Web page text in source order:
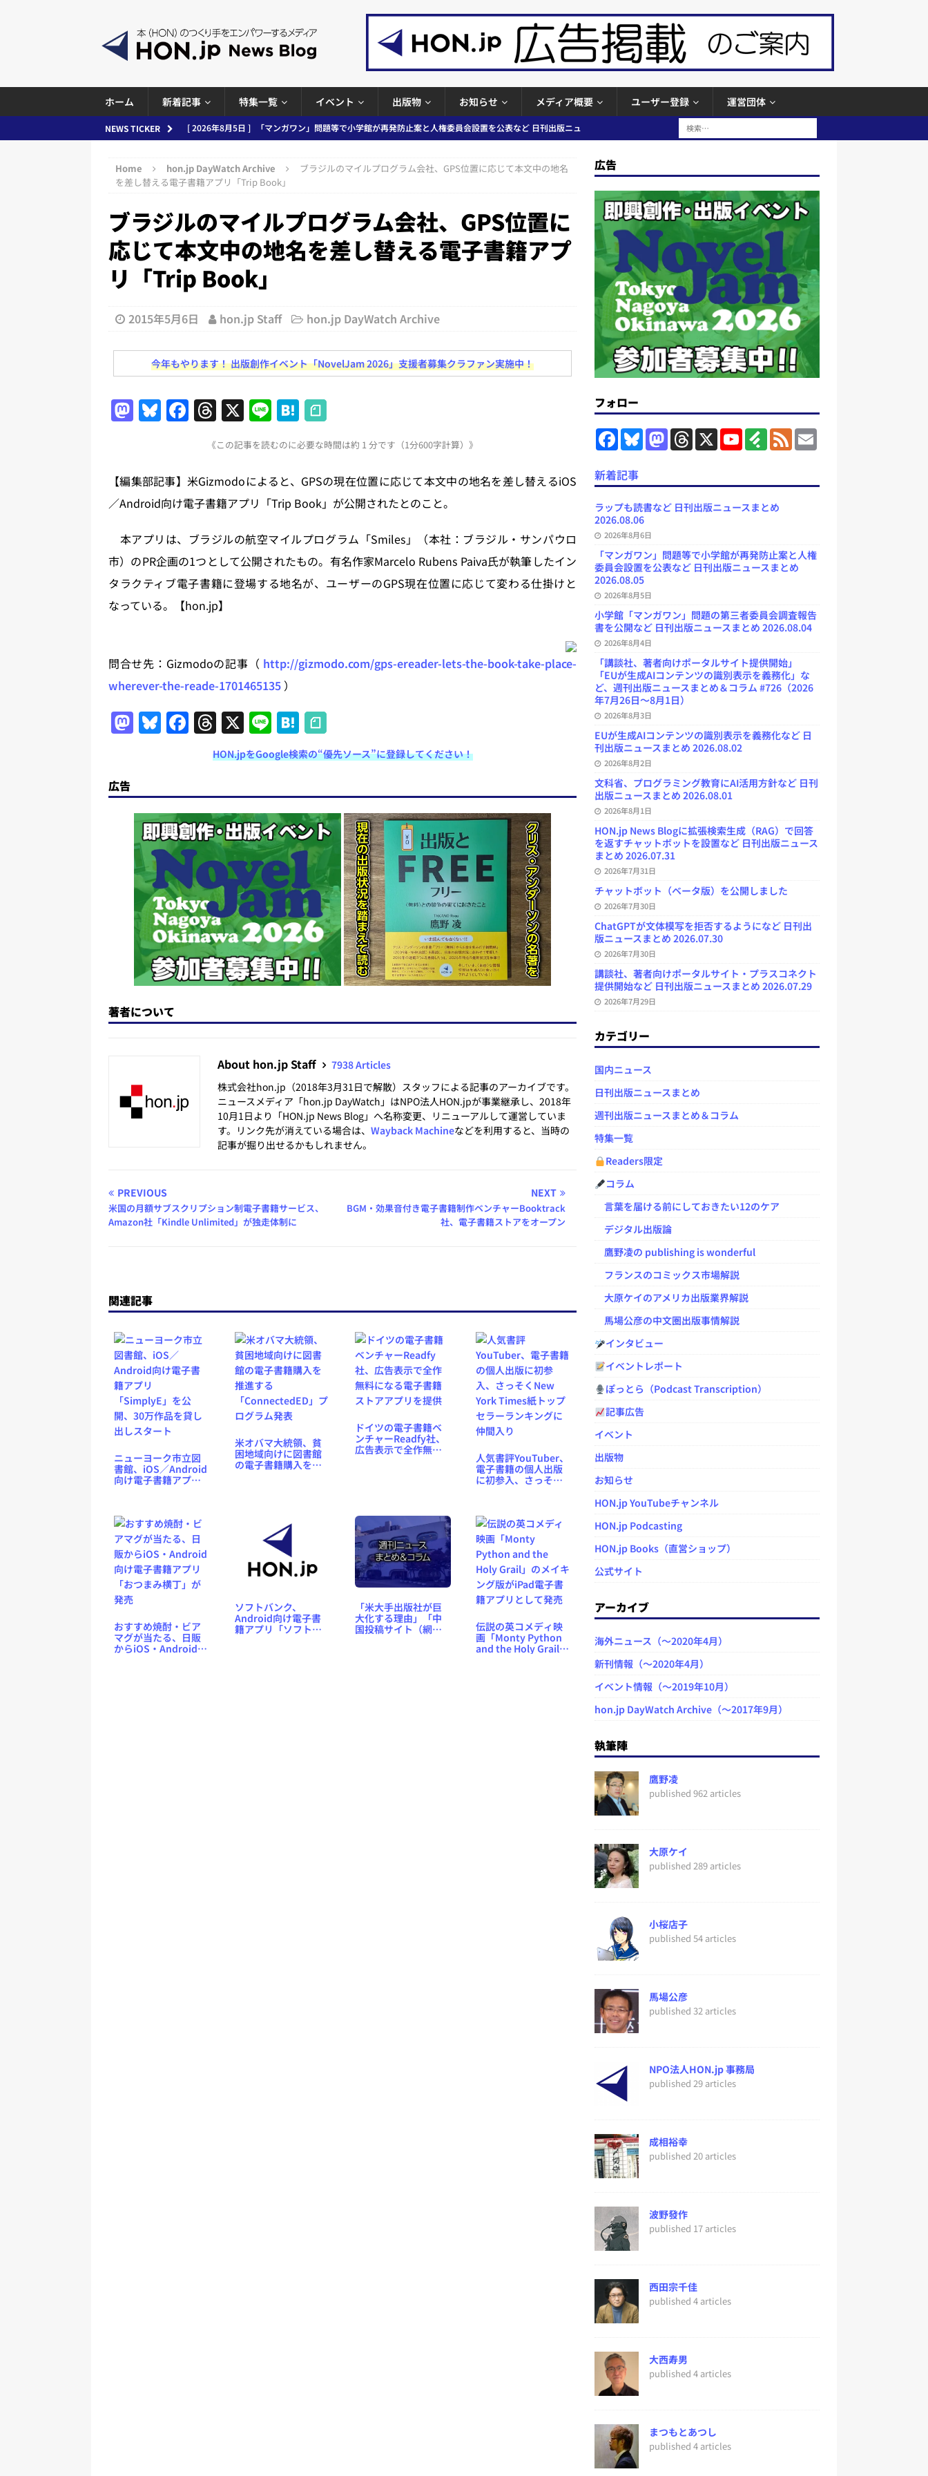
ホーム 新着記事 特集一覧 イベント 出版物 お知らせ メディア概要 ユーザー登録 運営団体
NEWS TICKER [ 2026年8月5日 ]
「マンガワン」問題等で小学館が再発防止案と人権委員会設置を公表など 日刊出版ニュ
[ 2026年8月4日 ]
小学館「マンガワン」問題の第三者委員会調査報告書を公開など 日刊出版ニュースまと
[ 2026年8月3日 ] 「講談社、著者向けポータルサイト提供開始」「EUが生成AIコンテンツの識別表示を義
とめ＆コラム
[ 2026年8月2日 ] EUが生成AIコンテンツの識別表示を義務化など 日刊出版ニュースまとめ 2026.08.02
日刊出版ニュースまとめ
日刊出版ニュースまとめ
日刊出版ニュースまとめ 2026.07.31
日刊出版ニュースまとめ
[ 2026年7月30日 ] ChatGPTが文体模写を拒否するようになど 日刊出版ニュースまとめ 2026.07.30
刊出版ニュースまとめ
とめ 2026.07.29
日刊出版ニュースまとめ
[ 2026年8月6日 ]
ラップも読書など 日刊出版ニュースまとめ 2026.08.06
Home hon.jp DayWatch Archive
ブラジルのマイルプログラム会社、GPS位置に応じて本文中の地名
を差し替える電子書籍アプリ「Trip Book」
ブラジルのマイルプログラム会社、GPS位置に
応じて本文中の地名を差し替える電子書籍アプ
リ「Trip Book」
2015年5月6日 hon.jp Staff hon.jp DayWatch Archive
今年もやります！ 出版創作イベント「NovelJam 2026」支援者募集クラファン実施中！
M
o
d
n
Bl
s
k
F
e
b
o
k
T
re
a
d
X Li
n
e
H
at
e
n
a
《この記事を読むのに必要な時間は約 1 分です（1分600字計算）》
【編集部記事】米Gizmodoによると、GPSの現在位置に応じて本文中の地名を差し替えるiOS
／Android向け電子書籍アプリ「Trip Book」が公開されたとのこと。
本アプリは、ブラジルの航空マイルプログラム「Smiles」（本社：ブラジル・サンパウロ
市）のPR企画の1つとして公開されたもの。有名作家Marcelo Rubens Paiva氏が執筆したイン
タラクティブ電子書籍に登場する地名が、ユーザーのGPS現在位置に応じて変わる仕掛けと
なっている。【hon.jp】
問合せ先：Gizmodoの記事（ http://gizmodo.com/gps-ereader-lets-the-book-take-place-
wherever-the-reade-1701465135 ）
M
a
o
d
o
n
Bl
u
s
k
y
F
a
e
b
o
o
k
T
h
re
a
d
s
X Li
n
e
H
at
e
n
a
HON.jpをGoogle検索の“優先ソース”に登録してください！
広告
著者について
About hon.jp Staff
7938 Articles
株式会社hon.jp（2018年3月31日で解散）スタッフによる記事のアーカイブです。
ニュースメディア「hon.jp DayWatch」はNPO法人HON.jpが事業継承し、2018年
10月1日より「HON.jp News Blog」へ名称変更、リニューアルして運営していま
す。リンク先が消えている場合は、 Wayback Machineなどを利用すると、当時の
記事が掘り出せるかもしれません。
PREVIOUS
米国の月額サブスクリプション制電子書籍サービス、
Amazon社「Kindle Unlimited」が独走体制に
NEXT
BGM・効果音付き電子書籍制作ベンチャーBooktrack
社、電子書籍ストアをオープン
関連記事
ニューヨーク市立図
書館、iOS／Android
向け電子書籍アプリ
出しスタート
米オバマ大統領、貧
困地域向けに図書館
の電子書籍購入を推
ドイツの電子書籍ベ
ンチャーReadfy社、
広告表示で全作無料
人気書評YouTuber、
電子書籍の個人出版
に初参入、さっそく
グに仲間入り
おすすめ焼酎・ビア
マグが当たる、日販
からiOS・Android向
ソフトバンク、
Android向け電子書
籍アプリ「ソフトバ
「米大手出版社が巨
大化する理由」「中
国投稿サイト（網絡
伝説の英コメディ映
画「Monty Python
and the Holy Grail」
広告
フォロー
F
a
e
b
o
o
k
B
l
k
y
M
a
d
o
n
T
h
d
s
X
Y
o
b
C
n
e
F
e
y
F
e
E
m
新着記事
ラップも読書など 日刊出版ニュースまとめ
2026.08.06
2026年8月6日
「マンガワン」問題等で小学館が再発防止案と人権
委員会設置を公表など 日刊出版ニュースまとめ
2026.08.05
2026年8月5日
小学館「マンガワン」問題の第三者委員会調査報告
書を公開など 日刊出版ニュースまとめ 2026.08.04
2026年8月4日
「講談社、著者向けポータルサイト提供開始」
「EUが生成AIコンテンツの識別表示を義務化」な
ど、週刊出版ニュースまとめ＆コラム #726（2026
年7月26日～8月1日）
2026年8月3日
EUが生成AIコンテンツの識別表示を義務化など 日
刊出版ニュースまとめ 2026.08.02
2026年8月2日
文科省、プログラミング教育にAI活用方針など 日刊
出版ニュースまとめ 2026.08.01
2026年8月1日
HON.jp News Blogに拡張検索生成（RAG）で回答
を返すチャットボットを設置など 日刊出版ニュース
まとめ 2026.07.31
2026年7月31日
チャットボット（ベータ版）を公開しました
2026年7月30日
ChatGPTが文体模写を拒否するようになど 日刊出
版ニュースまとめ 2026.07.30
2026年7月30日
講談社、著者向けポータルサイト・プラスコネクト
提供開始など 日刊出版ニュースまとめ 2026.07.29
2026年7月29日
カテゴリー
国内ニュース
日刊出版ニュースまとめ
週刊出版ニュースまとめ＆コラム
特集一覧
Readers限定
コラム
言葉を届ける前にしておきたい12のケア
デジタル出版論
鷹野凌の publishing is wonderful
フランスのコミックス市場解説
大原ケイのアメリカ出版業界解説
馬場公彦の中文圏出版事情解説
インタビュー
イベントレポート
ぽっとら（Podcast Transcription）
記事広告
イベント
出版物
お知らせ
HON.jp YouTubeチャンネル
HON.jp Podcasting
HON.jp Books（直営ショップ）
公式サイト
アーカイブ
海外ニュース（～2020年4月）
新刊情報（～2020年4月）
イベント情報（～2019年10月）
hon.jp DayWatch Archive（～2017年9月）
執筆陣
鷹野凌
published 962 articles
大原ケイ
published 289 articles
小桜店子
published 54 articles
馬場公彦
published 32 articles
NPO法人HON.jp 事務局
published 29 articles
成相裕幸
published 20 articles
波野發作
published 17 articles
西田宗千佳
published 4 articles
大西寿男
published 4 articles
まつもとあつし
published 4 articles